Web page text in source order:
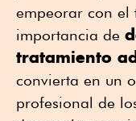
empeorar con el
importancia de
tratamiento
convierta en un
profesional de